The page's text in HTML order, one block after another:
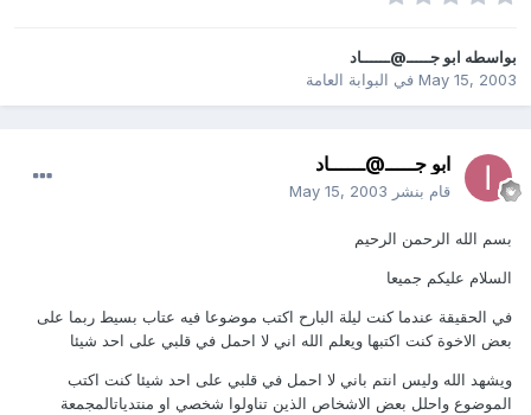
بواسطه ابو جـــــ@ــــــاد
May 15, 2003في البوابة العامة
ابو جـــــ@ــــــاد
قام بنشر May 15, 2003
بسم الله الرحمن الرحيم
السلام عليكم جميعا
في الحقيقة عندما كنت ليلة البارح اكتب موضوعا فيه عتاب بسيط ربما على
بعض الاخوة كنت اكتبها ويعلم الله اني لا احمل في قلبي على احد شيئا
ويشهد الله وليس انتم باني لا احمل في قلبي على احد شيئا كنت اكتب
الموضوع واحلل بعض الاشخاص الذين تناولوا شخصي او منتدياتالمجمعة